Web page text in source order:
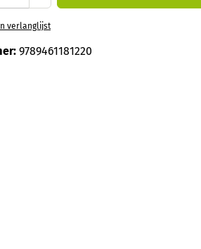
verlanglijst
9789461181220